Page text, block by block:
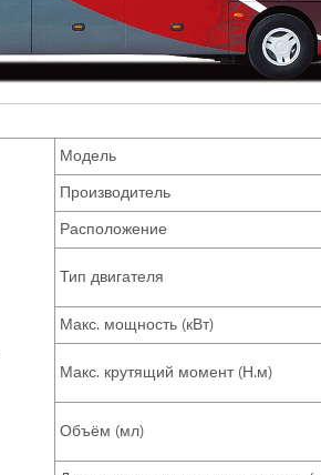
Модель
Производитель
Расположение
Тип двигателя
Макс. мощность (кВт)
Макс. крутящий момент (Н.м)
Объём (мл)